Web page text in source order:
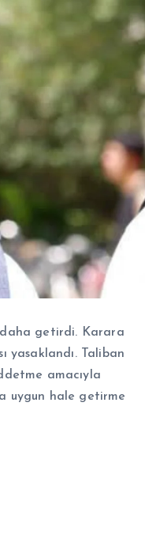
daha getirdi. Karara
yasaklandı. Taliban
amacıyla
uygun hale getirme